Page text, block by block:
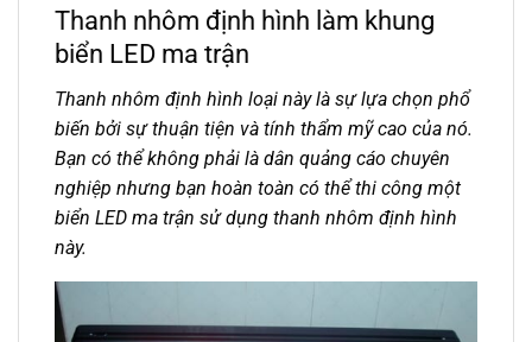
Thanh nhôm định hình làm khung
biển LED ma trận
Thanh nhôm định hình loại này là sự lựa chọn phổ
biến bởi sự thuận tiện và tính thẩm mỹ cao của nó.
Bạn có thể không phải là dân quảng cáo chuyên
nghiệp nhưng bạn hoàn toàn có thể thi công một
biển LED ma trận sử dụng thanh nhôm định hình
này.